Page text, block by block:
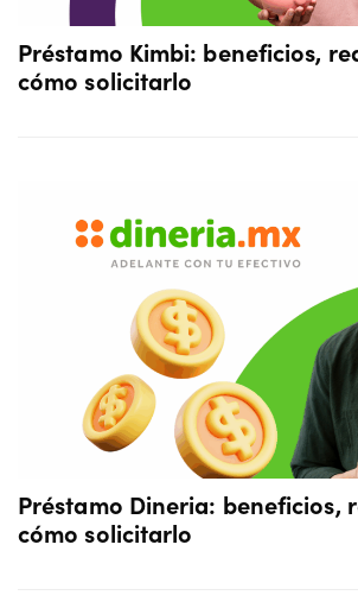
Préstamo Kimbi: beneficios,
cómo solicitarlo
Préstamo Dineria: beneficios,
cómo solicitarlo